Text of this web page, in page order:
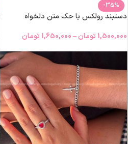
-35%
دستبند رولکس با حک متن دلخواه
1,500,000 تومان–
1,650,000 تومان